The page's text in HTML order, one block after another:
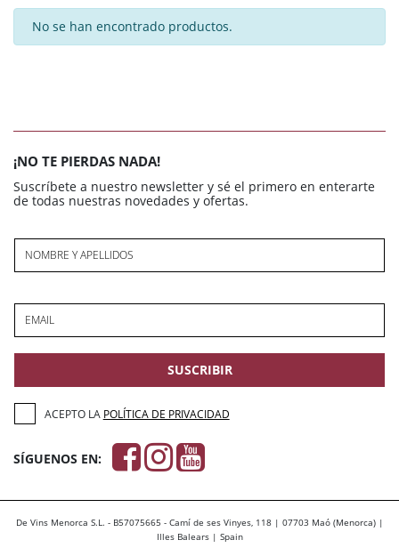
No se han encontrado productos.
¡NO TE PIERDAS NADA!
Suscríbete a nuestro newsletter y sé el primero en enterarte
de todas nuestras novedades y ofertas.
NOMBRE Y APELLIDOS
EMAIL
SUSCRIBIR
ACEPTO LA POLÍTICA DE PRIVACIDAD
SÍGUENOS EN:
De Vins Menorca S.L. - B57075665 - Camí de ses Vinyes, 118 | 07703 Maó (Menorca) |
Illes Balears | Spain